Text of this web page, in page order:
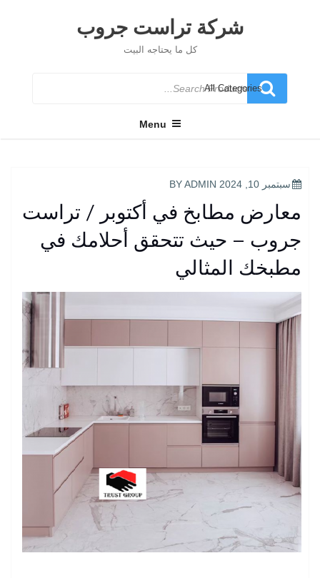
شركة تراست جروب
كل ما يحتاجه البيت
Search
for
Menu
POSTED
سبتمبر 10, 2024 ADMIN
معارض مطابخ في أكتوبر / تراست
جروب – حيث تتحقق أحلامك في
مطبخك المثالي